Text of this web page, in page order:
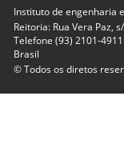
Instituto de engenharia
Reitoria: Rua Vera Paz,
Telefone (93) 2101-
Brasil
© Todos os diretos